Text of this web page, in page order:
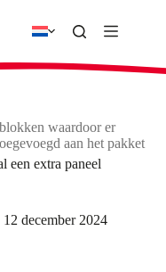
waardoor er
aan het pakket
een extra paneel
12 december 2024